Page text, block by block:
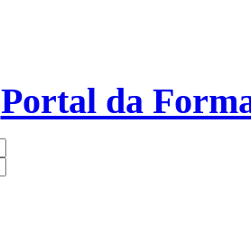
Portal da